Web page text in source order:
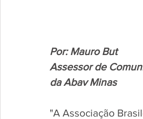
Por: Mauro But
Assessor de
da Abav Minas
"A Associação